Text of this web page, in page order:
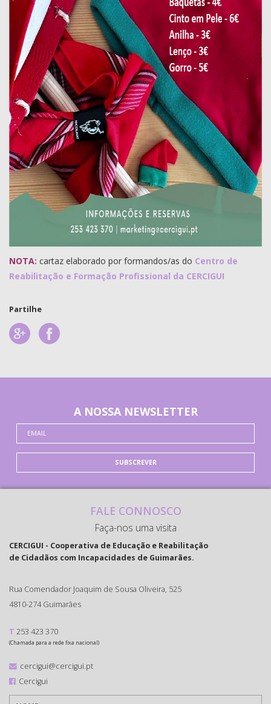
NOTA: cartaz elaborado por formandos/as do Centro de
Reabilitação e Formação Profissional da CERCIGUI
Partilhe
A NOSSA NEWSLETTER
SUBSCREVER
FALE CONNOSCO
Faça-nos uma visita
CERCIGUI - Cooperativa de Educação e Reabilitação
de Cidadãos com Incapacidades de Guimarães.
Rua Comendador Joaquim de Sousa Oliveira, 525
4810-274 Guimarães
T 253 423 370
(Chamada para a rede fixa nacional)
cercigui@cercigui.pt
Cercigui